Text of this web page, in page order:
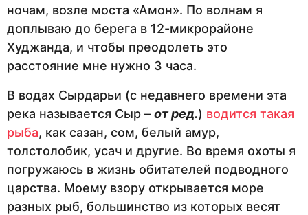
ночам, возле моста «Амон». По волнам я
доплываю до берега в 12-микрорайоне
Худжанда, и чтобы преодолеть это
расстояние мне нужно 3 часа.
В водах Сырдарьи (с недавнего времени эта
река называется Сыр – от ред.) водится такая
рыба, как сазан, сом, белый амур,
толстолобик, усач и другие. Во время охоты я
погружаюсь в жизнь обитателей подводного
царства. Моему взору открывается море
разных рыб, большинство из которых весят